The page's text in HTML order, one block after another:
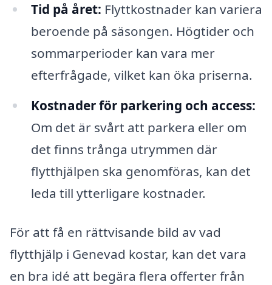
Tid på året: Flyttkostnader kan variera
beroende på säsongen. Högtider och
sommarperioder kan vara mer
efterfrågade, vilket kan öka priserna.
Kostnader för parkering och access:
Om det är svårt att parkera eller om
det finns trånga utrymmen där
flytthjälpen ska genomföras, kan det
leda till ytterligare kostnader.
För att få en rättvisande bild av vad
flytthjälp i Genevad kostar, kan det vara
en bra idé att begära flera offerter från